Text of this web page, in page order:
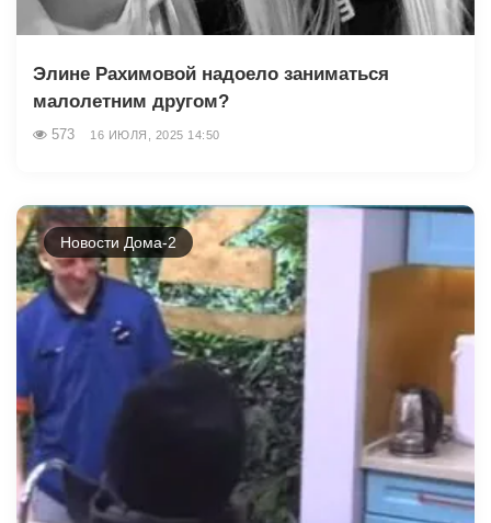
Элине Рахимовой надоело заниматься
малолетним другом?
573 16 ИЮЛЯ, 2025 14:50
Новости Дома-2